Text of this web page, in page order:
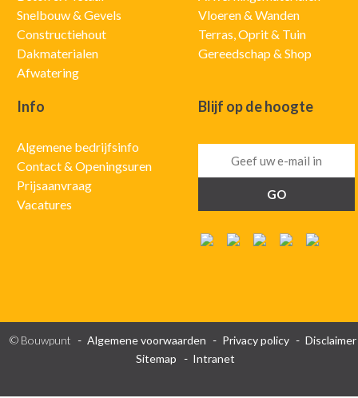
Snelbouw & Gevels
Constructiehout
Dakmaterialen
Afwatering
Vloeren & Wanden
Terras, Oprit & Tuin
Gereedschap & Shop
Info
Algemene bedrijfsinfo
Contact & Openingsuren
Prijsaanvraag
Vacatures
Blijf op de hoogte
© Bouwpunt Algemene voorwaarden Privacy policy
Disclaimer
Sitemap
Intranet